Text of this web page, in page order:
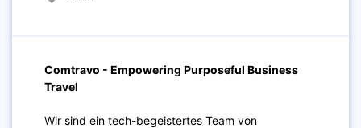
Comtravo - Empowering Purposeful Business
Travel
Wir sind ein tech-begeistertes Team von